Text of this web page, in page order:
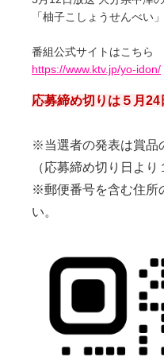
「柚子こしょうせんべい
番組公式サイトはこちら
https://www.ktv.jp/yo-idon/
応募締め切りは５月
※当選者の発表は賞品
（応募締め切り日よ
※郵便番号を含む住所
い。